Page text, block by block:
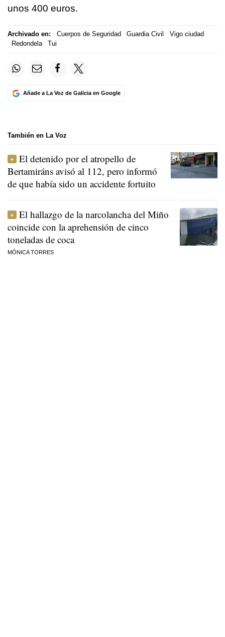
unos 400 euros.
Archivado en: Cuerpos de Seguridad Guardia Civil
Vigo ciudad
Redondela
Tui
Añade a La Voz de Galicia en Google
También en La Voz
El detenido por el atropello de
Bertamiráns avisó al 112, pero informó
de que había sido un accidente fortuito
El hallazgo de la narcolancha del Miño
coincide con la aprehensión de cinco
toneladas de coca
MÓNICA TORRES